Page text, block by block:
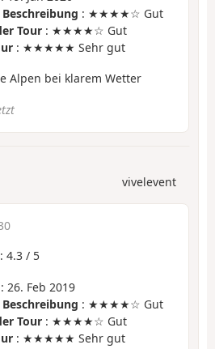
: ★★★★☆ Gut
Tour : ★★★★☆ Gut
: ★★★★★ Sehr gut
Alpen bei klarem Wetter
vivelevent
: 4.3 / 5
: 26. Feb 2019
: ★★★★☆ Gut
Tour : ★★★★☆ Gut
: ★★★★★ Sehr gut